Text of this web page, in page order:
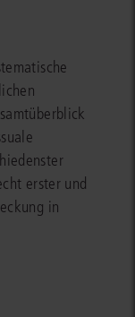
erster und
in